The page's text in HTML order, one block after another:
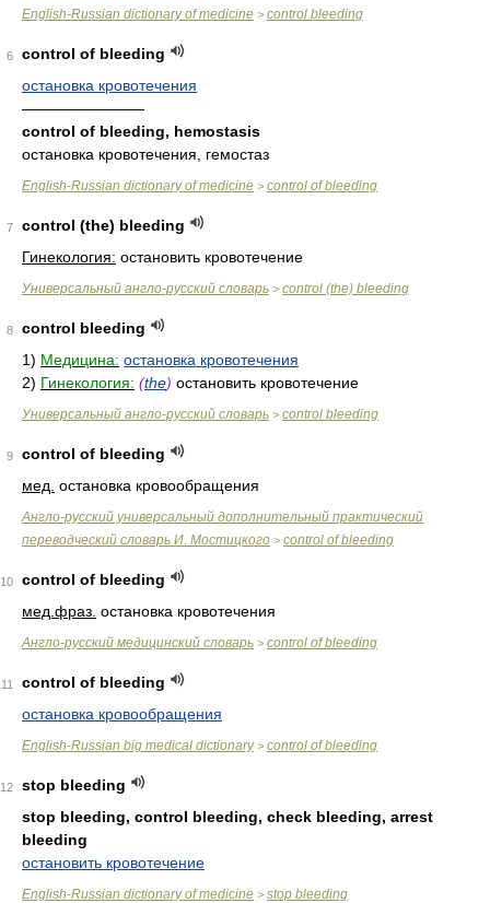
English-Russian dictionary of medicine > control bleeding
6
control of bleeding
остановка кровотечения
————————
control of bleeding, hemostasis
остановка кровотечения, гемостаз
English-Russian dictionary of medicine > control of bleeding
7
control (the) bleeding
Гинекология: остановить кровотечение
Универсальный англо-русский словарь > control (the) bleeding
8
control bleeding
1) Медицина: остановка кровотечения
2) Гинекология: (the) остановить кровотечение
Универсальный англо-русский словарь > control bleeding
9
control of bleeding
мед. остановка кровообращения
Англо-русский универсальный дополнительный практический
переводческий словарь И. Мостицкого > control of bleeding
10
control of bleeding
мед. фраз. остановка кровотечения
Англо-русский медицинский словарь > control of bleeding
11
control of bleeding
остановка кровообращения
English-Russian big medical dictionary> control of bleeding
12
stop bleeding
stop bleeding, control bleeding, check bleeding, arrest
bleeding
остановить кровотечение
English-Russian dictionary of medicine > stop bleeding